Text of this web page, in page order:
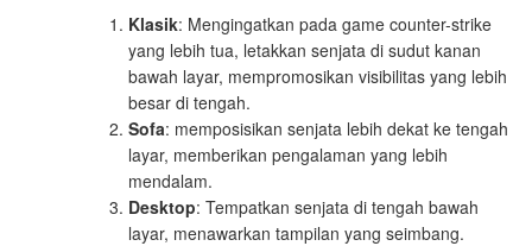
Klasik: Mengingatkan pada game counter-strike
yang lebih tua, letakkan senjata di sudut kanan
bawah layar, mempromosikan visibilitas yang lebih
besar di tengah.
Sofa: memposisikan senjata lebih dekat ke tengah
layar, memberikan pengalaman yang lebih
mendalam.
Desktop: Tempatkan senjata di tengah bawah
layar, menawarkan tampilan yang seimbang.